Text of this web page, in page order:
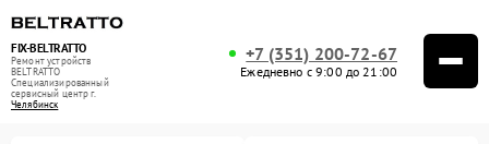
FIX-BELTRATTO
Ремонт устройств
BELTRATTO
Специализированный
cервисный центр г.
Челябинск
+7 (351) 200-72-67
Ежедневно с 9:00 до 21:00